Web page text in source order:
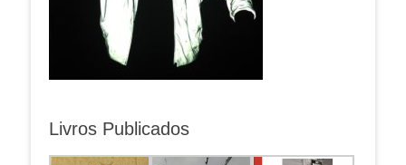
Livros Publicados